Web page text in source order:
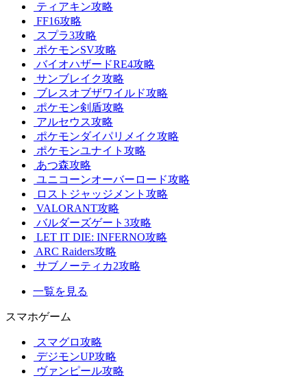
ティアキン攻略
FF16攻略
スプラ3攻略
ポケモンSV攻略
バイオハザードRE4攻略
サンブレイク攻略
ブレスオブザワイルド攻略
ポケモン剣盾攻略
アルセウス攻略
ポケモンダイパリメイク攻略
ポケモンユナイト攻略
あつ森攻略
ユニコーンオーバーロード攻略
ロストジャッジメント攻略
VALORANT攻略
バルダーズゲート3攻略
LET IT DIE: INFERNO攻略
ARC Raiders攻略
サブノーティカ2攻略
一覧を見る
スマホゲーム
スマグロ攻略
デジモンUP攻略
ヴァンピール攻略